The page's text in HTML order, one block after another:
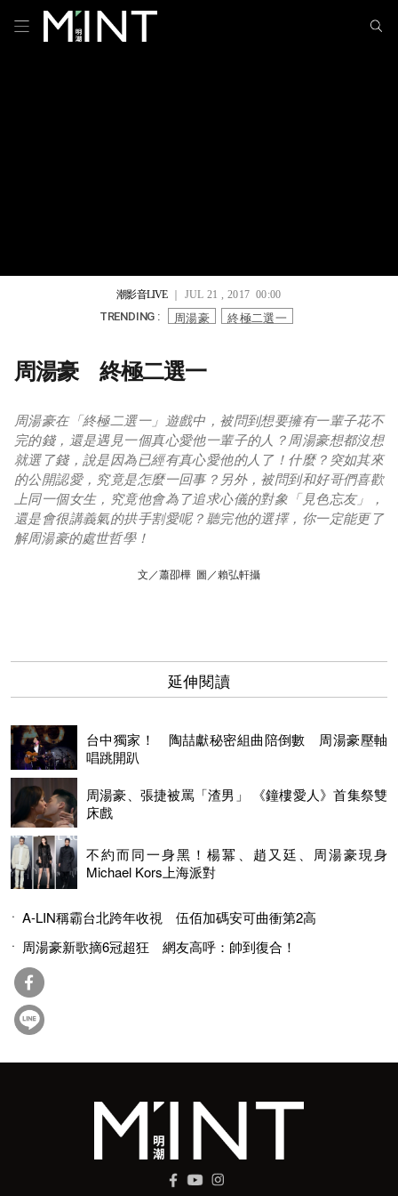
潮影音LIVE｜ JUL 21 , 2017 00:00
TRENDING : 周湯豪 終極二選一
周湯豪 終極二選一
周湯豪在「終極二選一」遊戲中，被問到想要擁有一輩子花不
完的錢，還是遇見一個真心愛他一輩子的人？周湯豪想都沒想
就選了錢，說是因為已經有真心愛他的人了！什麼？突如其來
的公開認愛，究竟是怎麼一回事？另外，被問到和好哥們喜歡
上同一個女生，究竟他會為了追求心儀的對象「見色忘友」，
還是會很講義氣的拱手割愛呢？聽完他的選擇，你一定能更了
解周湯豪的處世哲學！
文／蕭卲樺 圖／賴弘軒攝
延伸閱讀
台中獨家！ 陶喆獻秘密組曲陪倒數 周湯豪壓軸
唱跳開趴
周湯豪、張捷被罵「渣男」 《鐘樓愛人》首集祭雙
床戲
不約而同一身黑！楊冪、趙又廷、周湯豪現身
Michael Kors上海派對
A-LIN稱霸台北跨年收視 伍佰加碼安可曲衝第2高
周湯豪新歌摘6冠超狂 網友高呼：帥到復合！